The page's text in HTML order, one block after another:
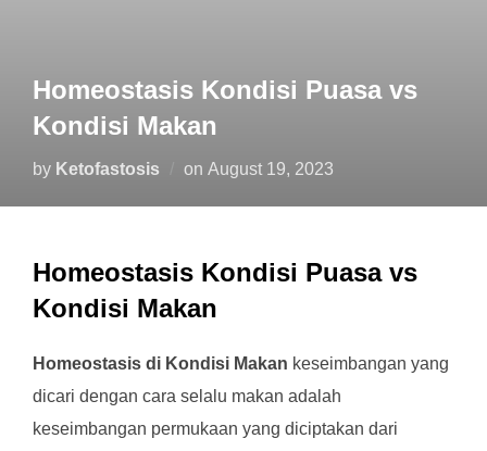
Homeostasis Kondisi Puasa vs
Kondisi Makan
by Ketofastosis on August 19, 2023
Homeostasis Kondisi Puasa vs
Kondisi Makan
Homeostasis di Kondisi Makan keseimbangan yang
dicari dengan cara selalu makan adalah
keseimbangan permukaan yang diciptakan dari